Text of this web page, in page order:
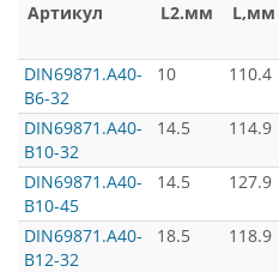
Артикул L2.мм L,мм
DIN69871.А40-
B6-32
10 110.4
DIN69871.А40-
B10-32
14.5 114.9
DIN69871.А40-
B10-45
14.5 127.9
DIN69871.А40-
B12-32
18.5 118.9